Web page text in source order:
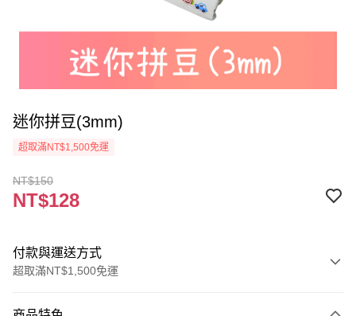
迷你拼豆(3mm)
超取滿NT$1,500免運
NT$150
NT$128
付款與運送方式
超取滿NT$1,500免運